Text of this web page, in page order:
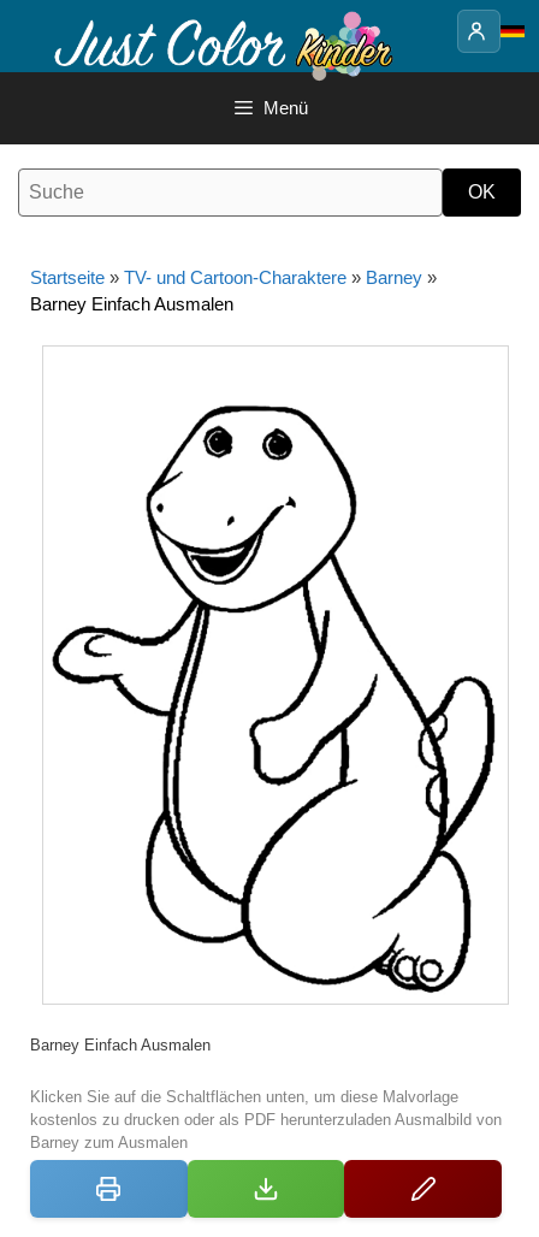
Inhalt
Menü
Startseite » TV- und Cartoon-Charaktere » Barney »
Barney Einfach Ausmalen
Barney Einfach Ausmalen
Klicken Sie auf die Schaltflächen unten, um diese Malvorlage
kostenlos zu drucken oder als PDF herunterzuladen Ausmalbild von
Barney zum Ausmalen